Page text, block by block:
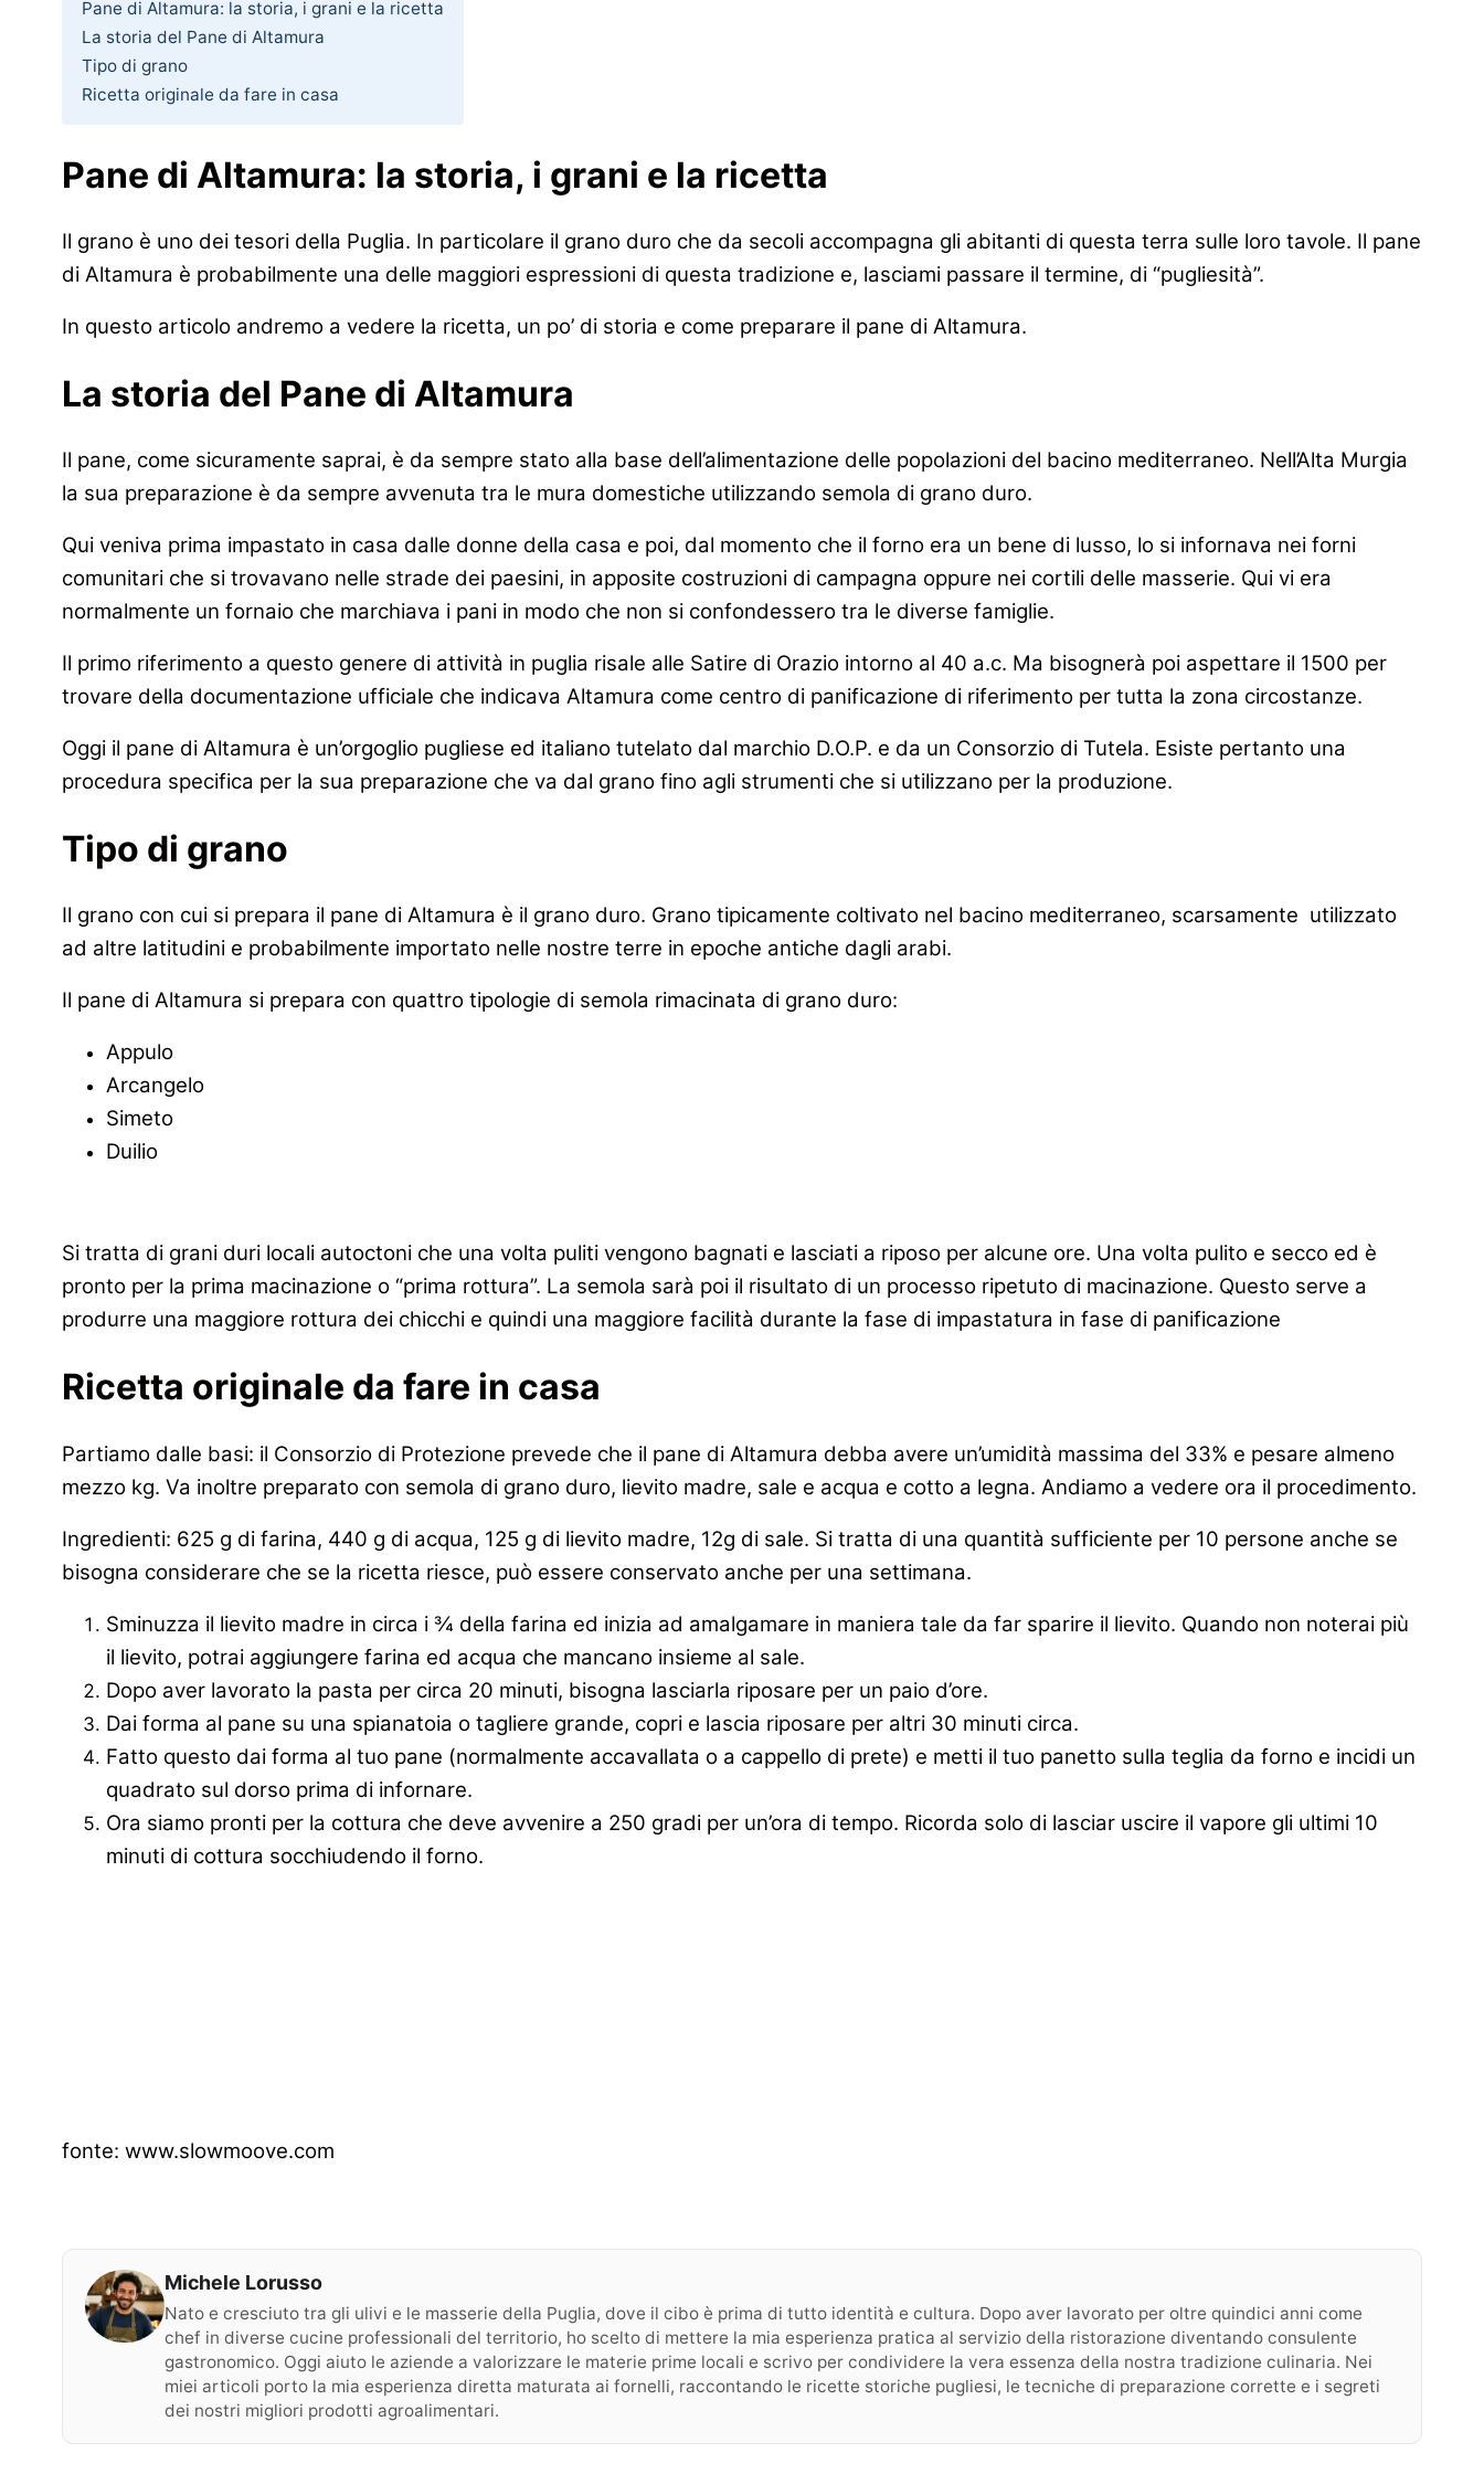
Pane di Altamura: la storia, i grani e la ricetta
La storia del Pane di Altamura
Tipo di grano
Ricetta originale da fare in casa
Pane di Altamura: la storia, i grani e la ricetta
Il grano è uno dei tesori della Puglia. In particolare il grano duro che da secoli accompagna gli abitanti di questa terra sulle loro tavole. Il pane
di Altamura è probabilmente una delle maggiori espressioni di questa tradizione e, lasciami passare il termine, di “pugliesità”.
In questo articolo andremo a vedere la ricetta, un po’ di storia e come preparare il pane di Altamura.
La storia del Pane di Altamura
Il pane, come sicuramente saprai, è da sempre stato alla base dell’alimentazione delle popolazioni del bacino mediterraneo. Nell’Alta Murgia
la sua preparazione è da sempre avvenuta tra le mura domestiche utilizzando semola di grano duro.
Qui veniva prima impastato in casa dalle donne della casa e poi, dal momento che il forno era un bene di lusso, lo si infornava nei forni
comunitari che si trovavano nelle strade dei paesini, in apposite costruzioni di campagna oppure nei cortili delle masserie. Qui vi era
normalmente un fornaio che marchiava i pani in modo che non si confondessero tra le diverse famiglie.
Il primo riferimento a questo genere di attività in puglia risale alle Satire di Orazio intorno al 40 a.c. Ma bisognerà poi aspettare il 1500 per
trovare della documentazione ufficiale che indicava Altamura come centro di panificazione di riferimento per tutta la zona circostanze.
Oggi il pane di Altamura è un’orgoglio pugliese ed italiano tutelato dal marchio D.O.P. e da un Consorzio di Tutela. Esiste pertanto una
procedura specifica per la sua preparazione che va dal grano fino agli strumenti che si utilizzano per la produzione.
Tipo di grano
Il grano con cui si prepara il pane di Altamura è il grano duro. Grano tipicamente coltivato nel bacino mediterraneo, scarsamente utilizzato
ad altre latitudini e probabilmente importato nelle nostre terre in epoche antiche dagli arabi.
Il pane di Altamura si prepara con quattro tipologie di semola rimacinata di grano duro:
Appulo
Arcangelo
Simeto
Duilio
Si tratta di grani duri locali autoctoni che una volta puliti vengono bagnati e lasciati a riposo per alcune ore. Una volta pulito e secco ed è
pronto per la prima macinazione o “prima rottura”. La semola sarà poi il risultato di un processo ripetuto di macinazione. Questo serve a
produrre una maggiore rottura dei chicchi e quindi una maggiore facilità durante la fase di impastatura in fase di panificazione
Ricetta originale da fare in casa
Partiamo dalle basi: il Consorzio di Protezione prevede che il pane di Altamura debba avere un’umidità massima del 33% e pesare almeno
mezzo kg. Va inoltre preparato con semola di grano duro, lievito madre, sale e acqua e cotto a legna. Andiamo a vedere ora il procedimento.
Ingredienti: 625 g di farina, 440 g di acqua, 125 g di lievito madre, 12g di sale. Si tratta di una quantità sufficiente per 10 persone anche se
bisogna considerare che se la ricetta riesce, può essere conservato anche per una settimana.
Sminuzza il lievito madre in circa i ¾ della farina ed inizia ad amalgamare in maniera tale da far sparire il lievito. Quando non noterai più
il lievito, potrai aggiungere farina ed acqua che mancano insieme al sale.
Dopo aver lavorato la pasta per circa 20 minuti, bisogna lasciarla riposare per un paio d’ore.
Dai forma al pane su una spianatoia o tagliere grande, copri e lascia riposare per altri 30 minuti circa.
Fatto questo dai forma al tuo pane (normalmente accavallata o a cappello di prete) e metti il tuo panetto sulla teglia da forno e incidi un
quadrato sul dorso prima di infornare.
Ora siamo pronti per la cottura che deve avvenire a 250 gradi per un’ora di tempo. Ricorda solo di lasciar uscire il vapore gli ultimi 10
minuti di cottura socchiudendo il forno.
fonte: www.slowmoove.com
Michele Lorusso
Nato e cresciuto tra gli ulivi e le masserie della Puglia, dove il cibo è prima di tutto identità e cultura. Dopo aver lavorato per oltre quindici anni come
chef in diverse cucine professionali del territorio, ho scelto di mettere la mia esperienza pratica al servizio della ristorazione diventando consulente
gastronomico. Oggi aiuto le aziende a valorizzare le materie prime locali e scrivo per condividere la vera essenza della nostra tradizione culinaria. Nei
miei articoli porto la mia esperienza diretta maturata ai fornelli, raccontando le ricette storiche pugliesi, le tecniche di preparazione corrette e i segreti
dei nostri migliori prodotti agroalimentari.